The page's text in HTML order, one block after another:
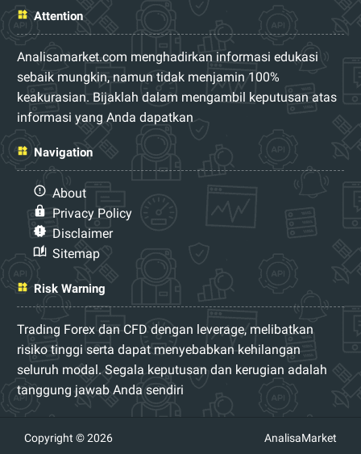
Attention
Analisamarket.com menghadirkan informasi edukasi
sebaik mungkin, namun tidak menjamin 100%
keakurasian. Bijaklah dalam mengambil keputusan atas
informasi yang Anda dapatkan
Navigation
About
Privacy Policy
Disclaimer
Sitemap
Risk Warning
Trading Forex dan CFD dengan leverage, melibatkan
risiko tinggi serta dapat menyebabkan kehilangan
seluruh modal. Segala keputusan dan kerugian adalah
tanggung jawab Anda sendiri
Copyright © 2026 AnalisaMarket